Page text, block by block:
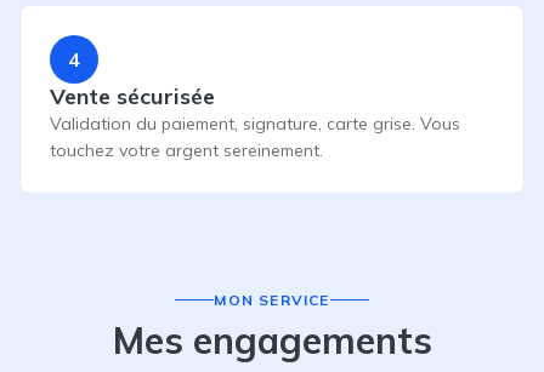
4
Vente sécurisée
Validation du paiement, signature, carte grise. Vous
touchez votre argent sereinement.
MON SERVICE
Mes engagements